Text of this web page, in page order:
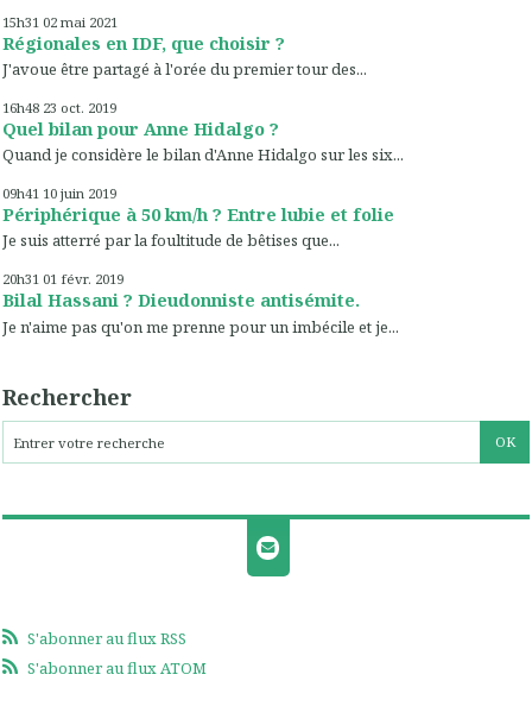
15h31 02 mai 2021
Régionales en IDF, que choisir ?
J'avoue être partagé à l'orée du premier tour des...
16h48 23 oct. 2019
Quel bilan pour Anne Hidalgo ?
Quand je considère le bilan d'Anne Hidalgo sur les six...
09h41 10 juin 2019
Périphérique à 50 km/h ? Entre lubie et folie
Je suis atterré par la foultitude de bêtises que...
20h31 01 févr. 2019
Bilal Hassani ? Dieudonniste antisémite.
Je n'aime pas qu'on me prenne pour un imbécile et je...
Rechercher
S'abonner au flux RSS
S'abonner au flux ATOM